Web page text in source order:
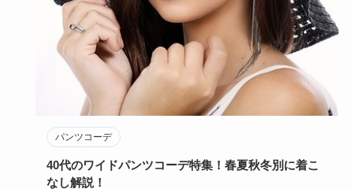
パンツコーデ
40代のワイドパンツコーデ特集！春夏秋冬別に着こ
なし解説！